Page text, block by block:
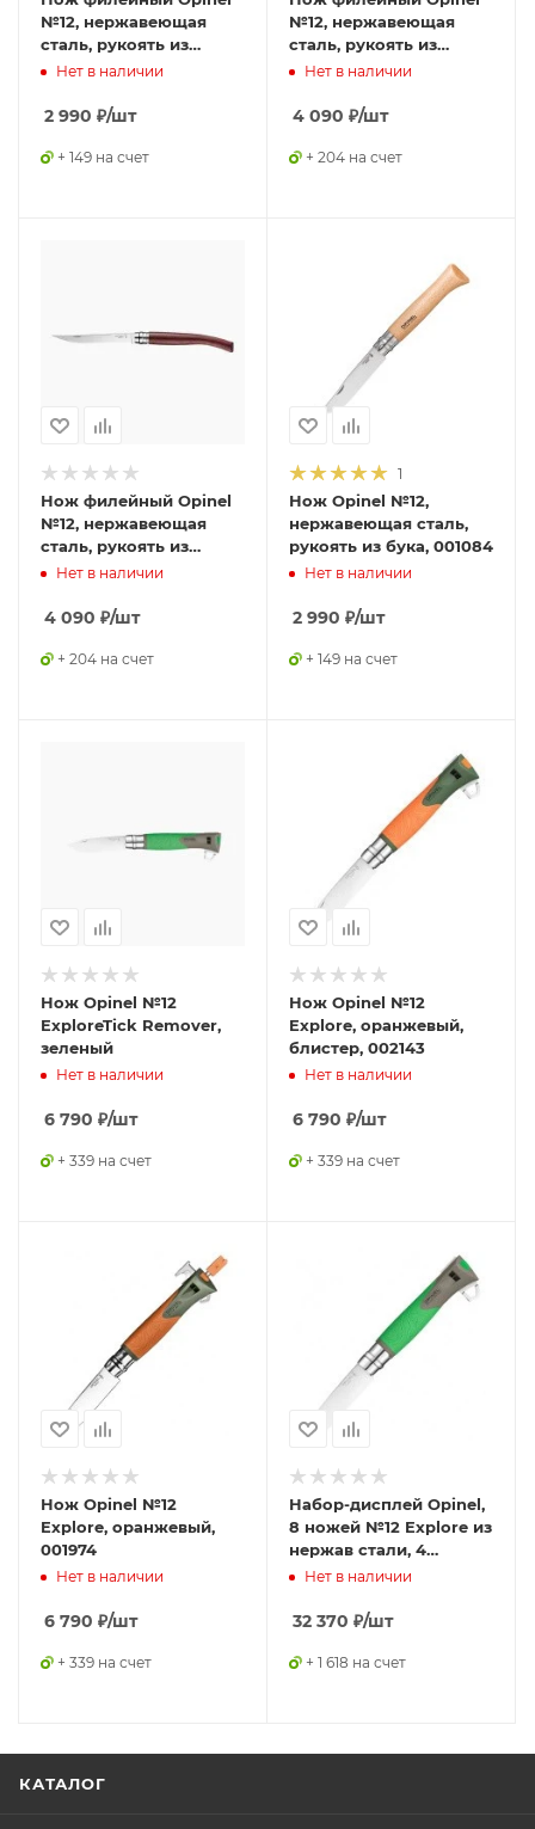
№12, нержавеющая
сталь, рукоять из
дерева бука, 000518
Нет в наличии
2 990 ₽/шт
+ 149 на счет
№12, нержавеющая
сталь, рукоять из
падука, 000011
Нет в наличии
4 090 ₽/шт
+ 204 на счет
Нож филейный Opinel
№12, нержавеющая
сталь, рукоять из
падука
Нет в наличии
4 090 ₽/шт
+ 204 на счет
1
Нож Opinel №12,
нержавеющая сталь,
рукоять из бука, 001084
Нет в наличии
2 990 ₽/шт
+ 149 на счет
Нож Opinel №12
ExploreTick Remover,
зеленый
Нет в наличии
6 790 ₽/шт
+ 339 на счет
Нож Opinel №12
Explore, оранжевый,
блистер, 002143
Нет в наличии
6 790 ₽/шт
+ 339 на счет
Нож Opinel №12
Explore, оранжевый,
001974
Нет в наличии
6 790 ₽/шт
+ 339 на счет
Набор-дисплей Opinel,
8 ножей №12 Explore из
нержав стали, 4
зеленых + 4
Нет в наличии
32 370 ₽/шт
+ 1 618 на счет
КАТАЛОГ